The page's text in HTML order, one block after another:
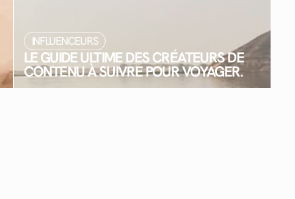
INFLUENCEURS
LE GUIDE ULTIME DES CRÉATEURS DE
CONTENU À SUIVRE POUR VOYAGER.